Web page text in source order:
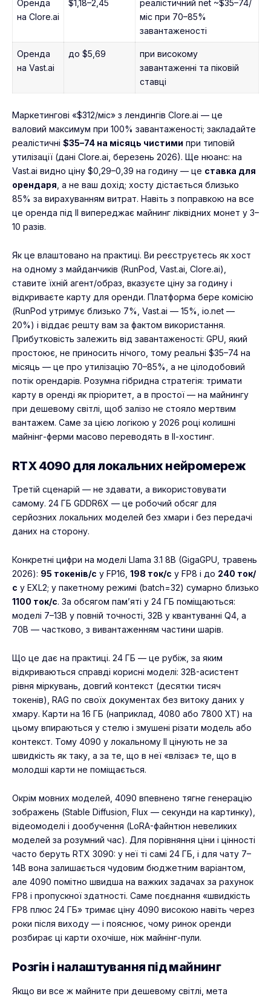
Оренда
на Clore.ai
$1,18–2,45
реалістичний net ~$35–74/
міс при 70–85%
завантаженості
Оренда
на Vast.ai
до $5,69
при високому
завантаженні та піковій
ставці
Маркетингові «$312/міс» з лендингів Clore.ai — це
валовий максимум при 100% завантаженості; закладайте
реалістичні $35–74 на місяць чистими при типовій
утилізації (дані Clore.ai, березень 2026). Ще нюанс: на
Vast.ai видно ціну $0,29–0,39 на годину — це ставка для
орендаря , а не ваш дохід; хосту дістається близько
85% за вирахуванням витрат. Навіть з поправкою на все
це оренда під ІІ випереджає майнинг ліквідних монет у 3–
10 разів.
Як це влаштовано на практиці. Ви реєструєтесь як хост
на одному з майданчиків (RunPod, Vast.ai, Clore.ai),
ставите їхній агент/образ, вказуєте ціну за годину і
відкриваєте карту для оренди. Платформа бере комісію
(RunPod утримує близько 7%, Vast.ai — 15%, io.net —
20%) і віддає решту вам за фактом використання.
Прибутковість залежить від завантаженості: GPU, який
простоює, не приносить нічого, тому реальні $35–74 на
місяць — це про утилізацію 70–85%, а не цілодобовий
потік орендарів. Розумна гібридна стратегія: тримати
карту в оренді як пріоритет, а в простої — на майнингу
при дешевому світлі, щоб залізо не стояло мертвим
вантажем. Саме за цією логікою у 2026 році колишні
майнінг-ферми масово переводять в ІІ-хостинг.
RTX 4090 для локальних нейромереж
Третій сценарій — не здавати, а використовувати
самому. 24 ГБ GDDR6X — це робочий обсяг для
серйозних локальних моделей без хмари і без передачі
даних на сторону.
Конкретні цифри на моделі Llama 3.1 8B (GigaGPU, травень
2026): 95 токенів/с у FP16, 198 ток/с у FP8 і до 240 ток/
с у EXL2; у пакетному режимі (batch=32) сумарно близько
1100 ток/с. За обсягом пам’яті у 24 ГБ поміщаються:
моделі 7–13B у повній точності, 32B у квантуванні Q4, а
70B — частково, з вивантаженням частини шарів.
Що це дає на практиці. 24 ГБ — це рубіж, за яким
відкриваються справді корисні моделі: 32B-асистент
рівня міркувань, довгий контекст (десятки тисяч
токенів), RAG по своїх документах без витоку даних у
хмару. Карти на 16 ГБ (наприклад, 4080 або 7800 XT) на
цьому впираються у стелю і змушені різати модель або
контекст. Тому 4090 у локальному ІІ цінують не за
швидкість як таку, а за те, що в неї «влізає» те, що в
молодші карти не поміщається.
Окрім мовних моделей, 4090 впевнено тягне генерацію
зображень (Stable Diffusion, Flux — секунди на картинку),
відеомоделі і дообучення (LoRA-файнтюн невеликих
моделей за розумний час). Для порівняння ціни і цінності
часто беруть RTX 3090: у неї ті самі 24 ГБ, і для чату 7–
14B вона залишається чудовим бюджетним варіантом,
але 4090 помітно швидша на важких задачах за рахунок
FP8 і пропускної здатності. Саме поєднання «швидкість
FP8 плюс 24 ГБ» тримає ціну 4090 високою навіть через
роки після виходу — і пояснює, чому ринок оренди
розбирає ці карти охочіше, ніж майнінг-пули.
Розгін і налаштування під майнинг
Якщо ви все ж майните при дешевому світлі, мета